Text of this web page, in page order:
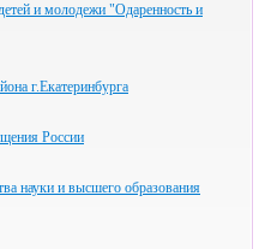
и молодежи "Одаренность и
г.Екатеринбурга
России
науки и высшего образования